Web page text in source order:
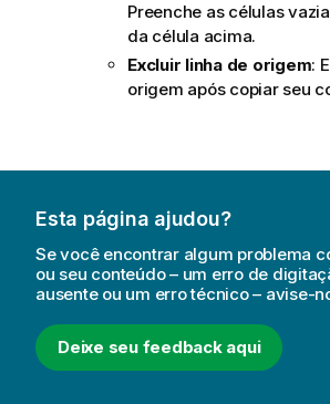
Preenche as células
da célula acima.
Excluir linha de origem:
origem após copiar seu
Esta página ajudou?
Se você encontrar algum problema
ou seu conteúdo – um erro de
ausente ou um erro técnico – avise-
Deixe seu feedback aqui